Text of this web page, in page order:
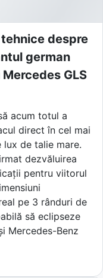
despre
german
GLS
acum totul a
direct în cel mai
de talie mare.
dezvăluirea
pentru viitorul
pe 3 rânduri de
să eclipseze
Mercedes-Benz